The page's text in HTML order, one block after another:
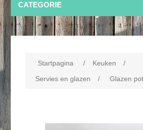
CATEGORIE
Startpagina / Keuken
/
Servies en glazen
/ Glazen